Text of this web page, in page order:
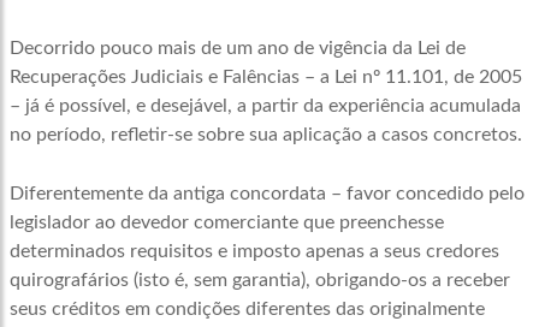
Decorrido pouco mais de um ano de vigência da Lei de
Recuperações Judiciais e Falências – a Lei nº 11.101, de 2005
– já é possível, e desejável, a partir da experiência acumulada
no período, refletir-se sobre sua aplicação a casos concretos.
Diferentemente da antiga concordata – favor concedido pelo
legislador ao devedor comerciante que preenchesse
determinados requisitos e imposto apenas a seus credores
quirografários (isto é, sem garantia), obrigando-os a receber
seus créditos em condições diferentes das originalmente